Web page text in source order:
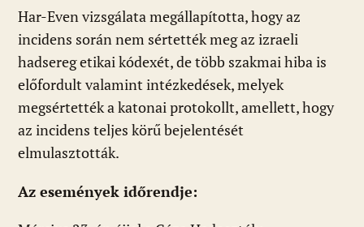
Har-Even vizsgálata megállapította, hogy az
incidens során nem sértették meg az izraeli
hadsereg etikai kódexét, de több szakmai hiba is
előfordult valamint intézkedések, melyek
megsértették a katonai protokollt, amellett, hogy
az incidens teljes körű bejelentését
elmulasztották.
Az események időrendje: